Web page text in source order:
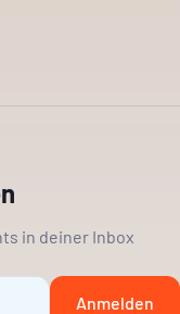
in deiner Inbox
Anmelden